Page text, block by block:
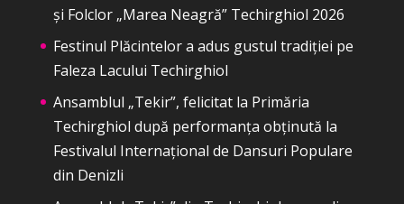
și Folclor „Marea Neagră” Techirghiol 2026
Festinul Plăcintelor a adus gustul tradiției pe
Faleza Lacului Techirghiol
Ansamblul „Tekir”, felicitat la Primăria
Techirghiol după performanța obținută la
Festivalul Internațional de Dansuri Populare
din Denizli